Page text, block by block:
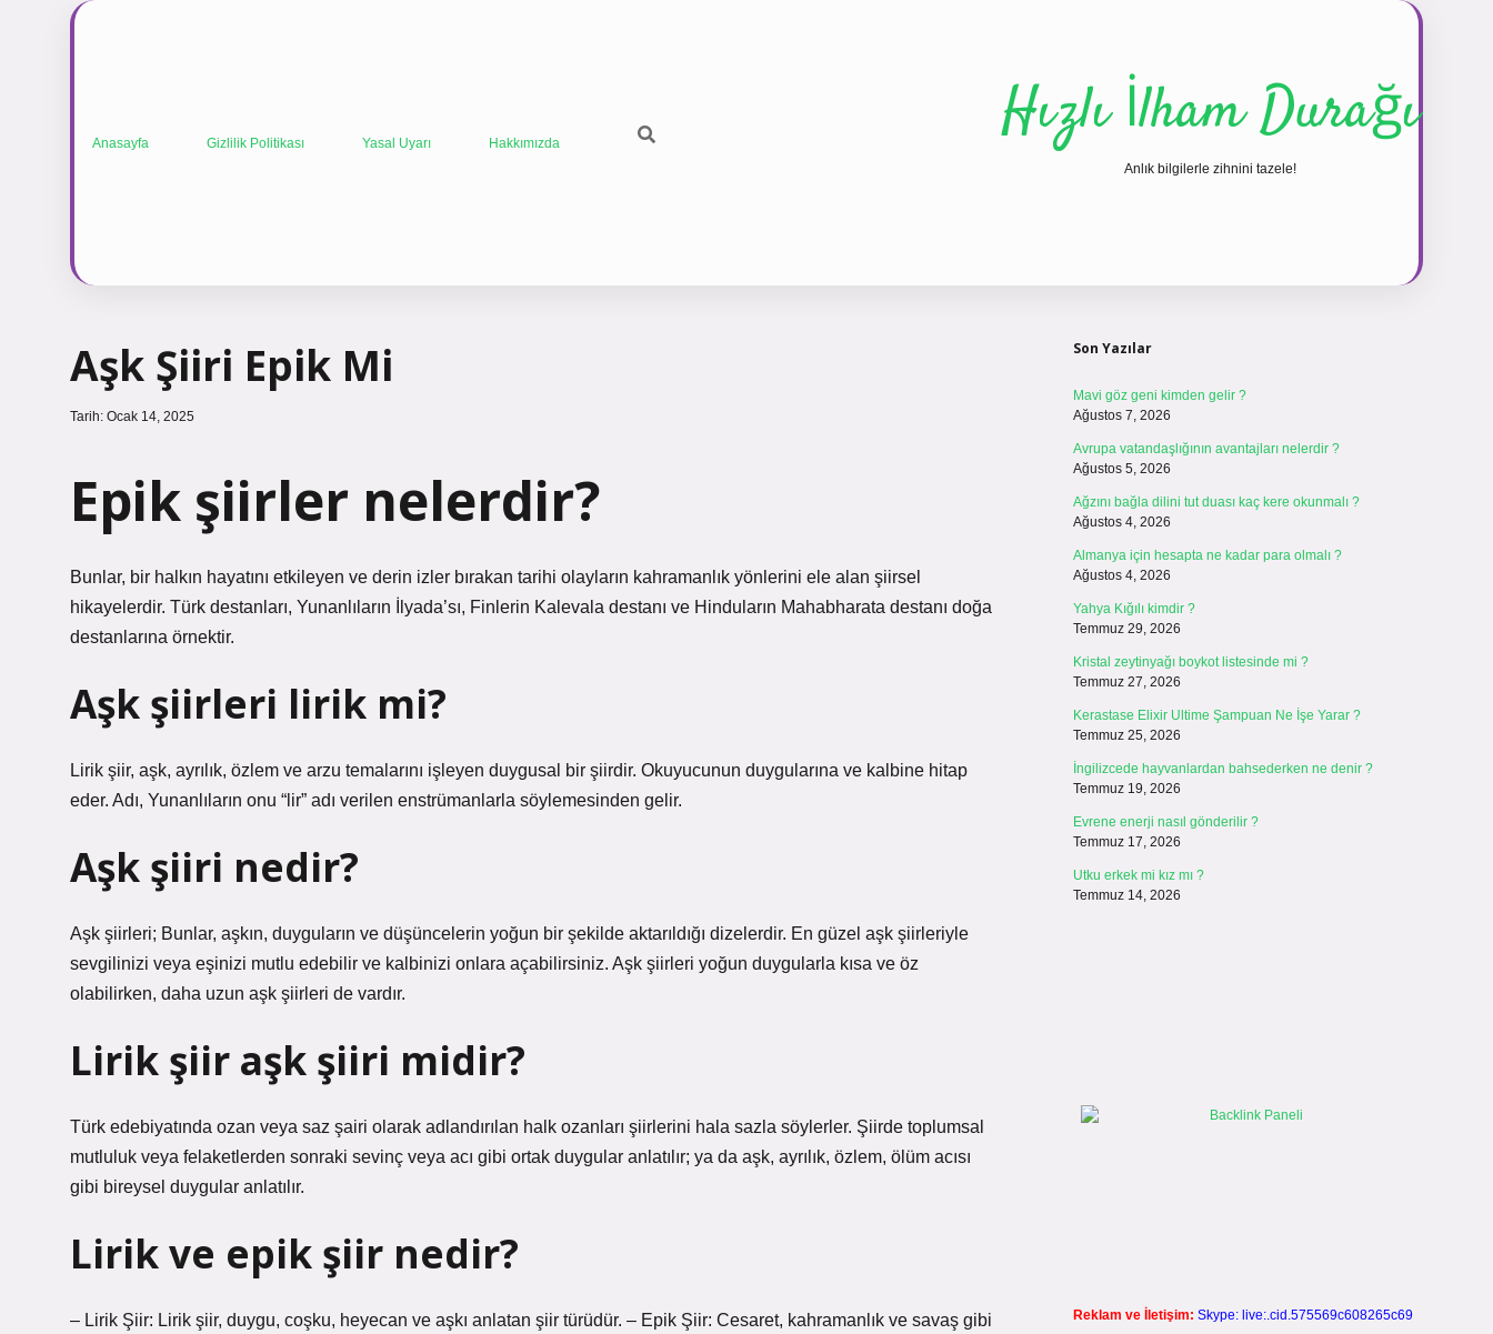
Anasayfa Gizlilik Politikası Yasal Uyarı Hakkımızda Hızlı İlham Durağı
Anlık bilgilerle zihnini tazele!
Aşk Şiiri Epik Mi
Tarih: Ocak 14, 2025
Epik şiirler nelerdir?
Bunlar, bir halkın hayatını etkileyen ve derin izler bırakan tarihi olayların kahramanlık yönlerini ele alan şiirsel
hikayelerdir. Türk destanları, Yunanlıların İlyada’sı, Finlerin Kalevala destanı ve Hinduların Mahabharata destanı doğa
destanlarına örnektir.
Aşk şiirleri lirik mi?
Lirik şiir, aşk, ayrılık, özlem ve arzu temalarını işleyen duygusal bir şiirdir. Okuyucunun duygularına ve kalbine hitap
eder. Adı, Yunanlıların onu “lir” adı verilen enstrümanlarla söylemesinden gelir.
Aşk şiiri nedir?
Aşk şiirleri; Bunlar, aşkın, duyguların ve düşüncelerin yoğun bir şekilde aktarıldığı dizelerdir. En güzel aşk şiirleriyle
sevgilinizi veya eşinizi mutlu edebilir ve kalbinizi onlara açabilirsiniz. Aşk şiirleri yoğun duygularla kısa ve öz
olabilirken, daha uzun aşk şiirleri de vardır.
Lirik şiir aşk şiiri midir?
Türk edebiyatında ozan veya saz şairi olarak adlandırılan halk ozanları şiirlerini hala sazla söylerler. Şiirde toplumsal
mutluluk veya felaketlerden sonraki sevinç veya acı gibi ortak duygular anlatılır; ya da aşk, ayrılık, özlem, ölüm acısı
gibi bireysel duygular anlatılır.
Lirik ve epik şiir nedir?
– Lirik Şiir: Lirik şiir, duygu, coşku, heyecan ve aşkı anlatan şiir türüdür. – Epik Şiir: Cesaret, kahramanlık ve savaş gibi
Son Yazılar
Mavi göz geni kimden gelir ?
Ağustos 7, 2026
Avrupa vatandaşlığının avantajları nelerdir ?
Ağustos 5, 2026
Ağzını bağla dilini tut duası kaç kere okunmalı ?
Ağustos 4, 2026
Almanya için hesapta ne kadar para olmalı ?
Ağustos 4, 2026
Yahya Kığılı kimdir ?
Temmuz 29, 2026
Kristal zeytinyağı boykot listesinde mi ?
Temmuz 27, 2026
Kerastase Elixir Ultime Şampuan Ne İşe Yarar ?
Temmuz 25, 2026
İngilizcede hayvanlardan bahsederken ne denir ?
Temmuz 19, 2026
Evrene enerji nasıl gönderilir ?
Temmuz 17, 2026
Utku erkek mi kız mı ?
Temmuz 14, 2026
Reklam ve İletişim: Skype: live:.cid.575569c608265c69